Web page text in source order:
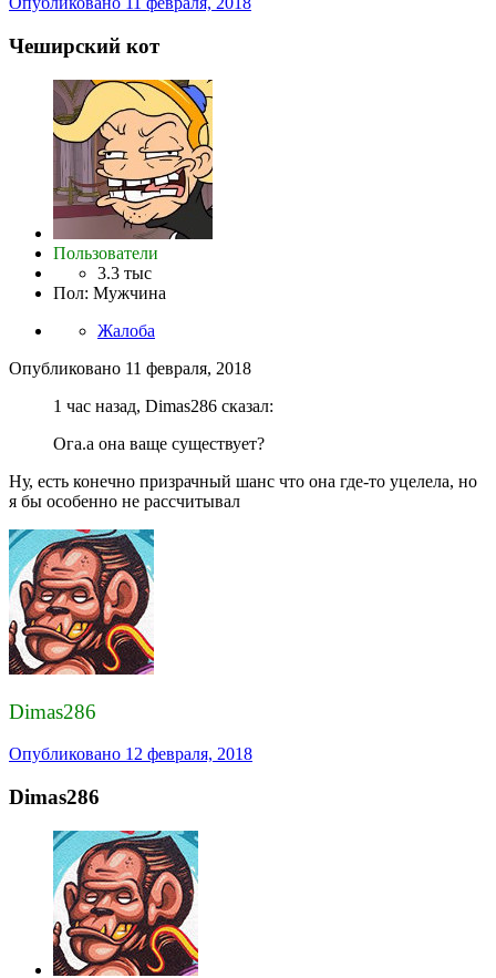
Чеширский кот
Пользователи
3.3 тыс
Пол: Мужчина
Жалоба
Опубликовано 11 февраля, 2018
1 час назад, Dimas286 сказал:
Ога.а она ваще существует?
Ну, есть конечно призрачный шанс что она где-то уцелела, но
я бы особенно не рассчитывал
Dimas286
Опубликовано 12 февраля, 2018
Dimas286